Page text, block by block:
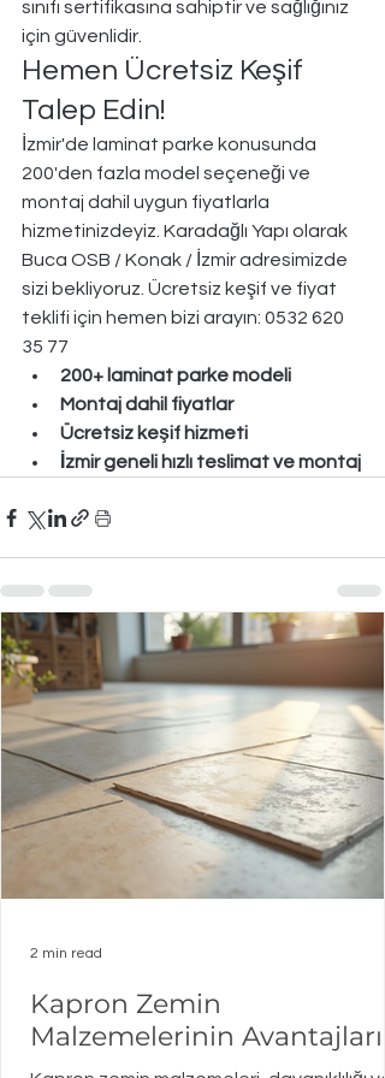
sınıfı sertifikasına sahiptir ve sağlığınız
için güvenlidir.
Hemen Ücretsiz Keşif
Talep Edin!
İzmir'de laminat parke konusunda
200'den fazla model seçeneği ve
montaj dahil uygun fiyatlarla
hizmetinizdeyiz. Karadağlı Yapı olarak
Buca OSB / Konak / İzmir adresimizde
sizi bekliyoruz. Ücretsiz keşif ve fiyat
teklifi için hemen bizi arayın: 0532 620
35 77
200+ laminat parke modeli
Montaj dahil fiyatlar
Ücretsiz keşif hizmeti
İzmir geneli hızlı teslimat ve montaj
Recent Posts
Kapron Zemin
Malzemelerinin Avantajları
2 min read